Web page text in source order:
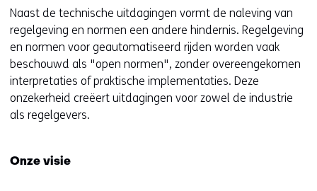
Naast de technische uitdagingen vormt de naleving van
regelgeving en normen een andere hindernis. Regelgeving
en normen voor geautomatiseerd rijden worden vaak
beschouwd als "open normen", zonder overeengekomen
interpretaties of praktische implementaties. Deze
onzekerheid creëert uitdagingen voor zowel de industrie
als regelgevers.
Onze visie